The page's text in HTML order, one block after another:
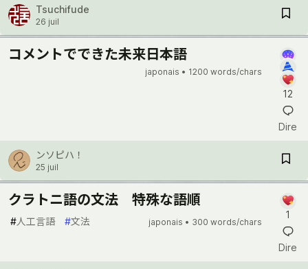
Tsuchifude
26 juil
コメントでできた未来日本語
japonais • 1200 words/chars
12
Dire
ンソピハ！
25 juil
クラトニ語の文法 特殊な語順
#人工言語 #文法 japonais • 300 words/chars
1
Dire